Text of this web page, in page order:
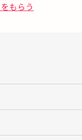
もらう